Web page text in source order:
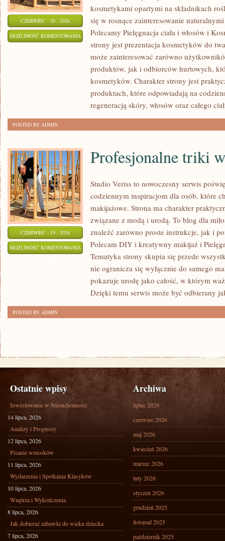
CZERWIEC - 20 - 2026
MOŻLIWOŚĆ KOMENTOWANIA
ZRÓB
SAM
kosmetykami opartymi na składnikach
się w rosnące zainteresowanie
Polecamy Pielęgnacja ciała i włosów i
strony jest prezentacja kosmetyków do
może zainteresować zarówno
produktów, jak i odbiorców hurtowych,
kosmetyków. Charakter strony jest
produktach, które odpowiadają na
regeneracją skóry, włosów oraz całego
POSTED BY ADMIN
CZERWIEC - 19 - 2026
MOŻLIWOŚĆ KOMENTOWANIA PROFESJONALNE
TRIKI
WIZAŻYSTÓW
Profesjonalne triki
Studio Veriss to nowoczesny serwis
codziennym inspiracjom dla osób, które
makijażowe. Strona ma charakter
związane z modą i urodą. To blog dla
znaleźć zarówno proste instrukcje, jak i
Polecam DIY i kreatywny makijaż i
Tematyka strony skupia się przede
nie ogranicza się wyłącznie do samego
pokazuje urodę jako całość, w którym
Dzięki temu serwis może być odbierany
POSTED BY ADMIN
Ostatnie wpisy
Inwestowanie w Nieruchomości
14 lipca, 2026
Analizy i Prognozy
12 lipca, 2026
Pisanie wniosków
11 lipca, 2026
Wydarzenia i Spotkania Klasyków
10 lipca, 2026
Wnętrza i Wykończenia
8 lipca, 2026
Jak dobierać zabawki do wieku dziecka
7 lipca, 2026
Archiwa
lipiec 2026
czerwiec 2026
maj 2026
kwiecień 2026
marzec 2026
luty 2026
styczeń 2026
grudzień 2025
listopad 2025
październik 2025